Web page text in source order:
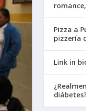
Pizza a
pizzería
Link in